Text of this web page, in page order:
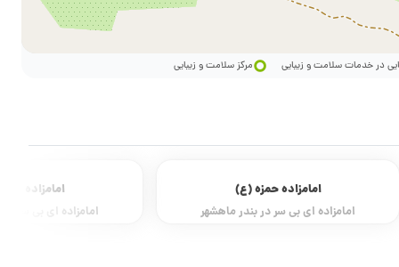
در خدمات سلامت و زیبایی مرکز سلامت و زیبایی